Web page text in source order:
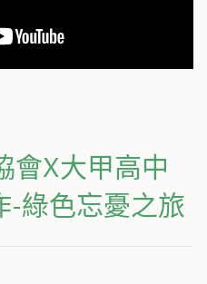
會X大甲高中
-綠色忘憂之旅